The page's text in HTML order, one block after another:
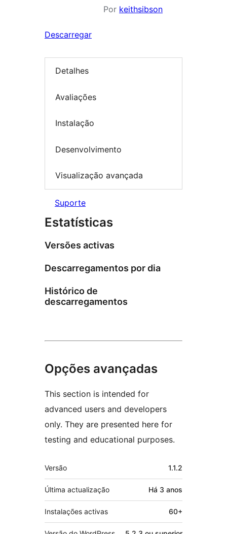
Por keithsibson
Descarregar
Detalhes
Avaliações
Instalação
Desenvolvimento
Visualização avançada
Suporte
Estatísticas
Versões activas
Descarregamentos por dia
Histórico de
descarregamentos
Opções avançadas
This section is intended for
advanced users and developers
only. They are presented here for
testing and educational purposes.
Metadados
Versão 1.1.2
Última actualização Há 3 anos
Instalações activas 60+